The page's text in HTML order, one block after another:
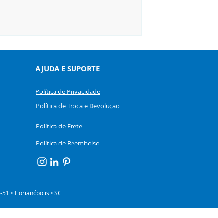
AJUDA E SUPORTE
Política de Privacidade
Política de Frete
Política de Reembolso
• Florianópolis • SC
Política de Troca e Devolução